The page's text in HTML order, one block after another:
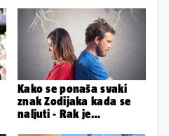
Kako se ponaša svaki
znak Zodijaka kada se
naljuti - Rak je